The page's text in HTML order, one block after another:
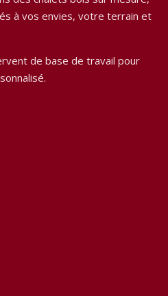
à vos envies, votre terrain et
de base de travail pour